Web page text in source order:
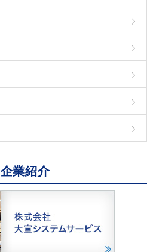
企業紹介